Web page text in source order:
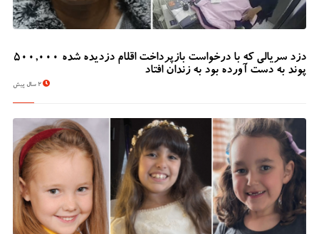
دزد سریالی که با درخواست بازپرداخت اقلام دزدیده شده 500,000
پوند به دست آورده بود به زندان افتاد
2 سال پیش